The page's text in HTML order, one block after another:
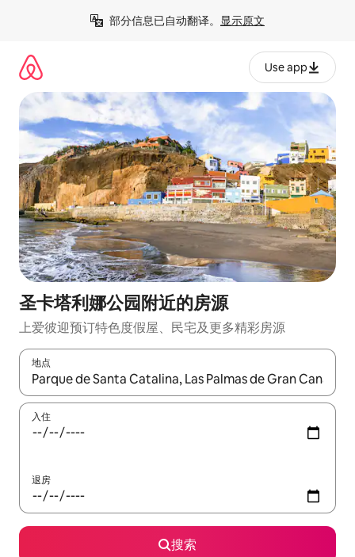
部分信息已自动翻译。 显示原文
Use app
圣卡塔利娜公园附近的房源
上爱彼迎预订特色度假屋、民宅及更多精彩房源
地点
如有搜索结果，请使用上下方向键查看，或通过点击或滑动手势
入住
退房
搜索